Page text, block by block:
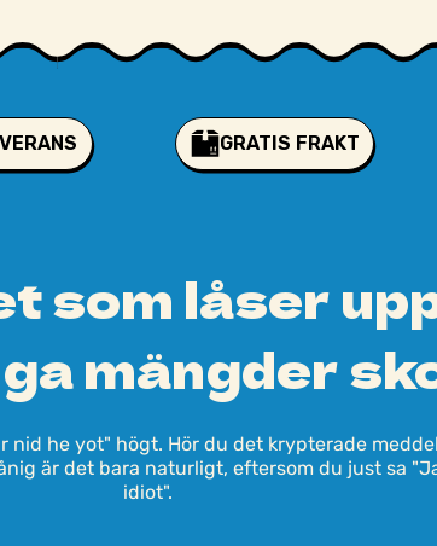
GRATIS FRAKT
som låser
mängder
nid he yot" högt. Hör du det krypterade
är det bara naturligt, eftersom du just sa
idiot".